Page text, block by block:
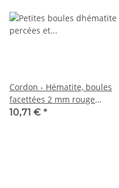
Cordon - Hématite, boules
facettées 2 mm rouge
cuivré, longueur 40 cm
10,71 € *